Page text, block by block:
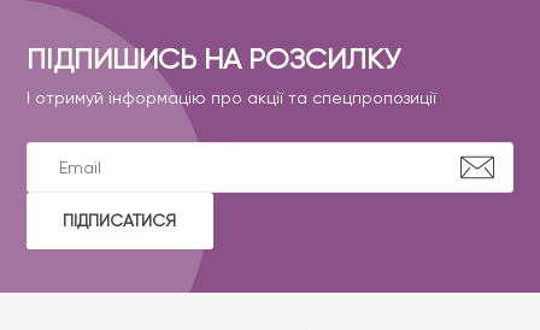
ПІДПИШИСЬ НА РОЗСИЛКУ
І отримуй інформацію про акції та спецпропозиції
ПІДПИСАТИСЯ